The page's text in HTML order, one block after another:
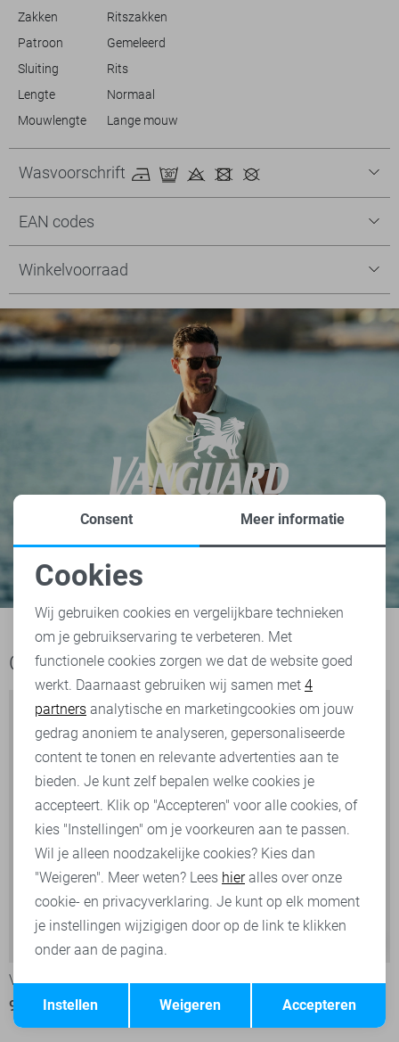
Zakken
Ritszakken
Patroon
Gemeleerd
Sluiting
Rits
Lengte
Normaal
Mouwlengte
Lange mouw
Wasvoorschrift
EAN codes
Winkelvoorraad
Ook het bekijken waard
Vanguard Vest
98,00
139,99
Vanguard Vest
70,00
139,99
Noodzakelijke cookies
Personalisatie cookies
Analytische cookies
Marketing cookies
Terug Opslaan
Consent Meer informatie
Cookies
Wij gebruiken cookies en vergelijkbare technieken
om je gebruikservaring te verbeteren. Met
functionele cookies zorgen we dat de website goed
werkt. Daarnaast gebruiken wij samen met 4
partners analytische en marketingcookies om jouw
gedrag anoniem te analyseren, gepersonaliseerde
content te tonen en relevante advertenties aan te
bieden. Je kunt zelf bepalen welke cookies je
accepteert. Klik op "Accepteren" voor alle cookies, of
kies "Instellingen" om je voorkeuren aan te passen.
Wil je alleen noodzakelijke cookies? Kies dan
"Weigeren". Meer weten? Lees hieralles over onze
cookie- en privacyverklaring. Je kunt op elk moment
je instellingen wijzigigen door op de link te klikken
onder aan de pagina.
Accepteren
Weigeren
Instellen